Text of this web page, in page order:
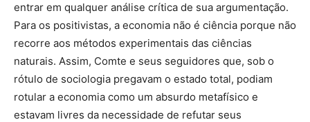
entrar em qualquer análise crítica de sua argumentação.
Para os positivistas, a economia não é ciência porque não
recorre aos métodos experimentais das ciências
naturais. Assim, Comte e seus seguidores que, sob o
rótulo de sociologia pregavam o estado total, podiam
rotular a economia como um absurdo metafísico e
estavam livres da necessidade de refutar seus